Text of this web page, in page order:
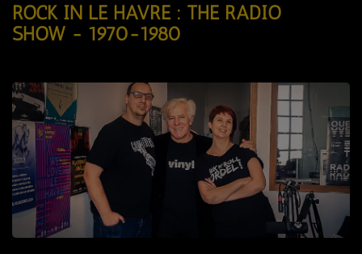
LA MUSIQUE
C'ÉTAIT QUOI CE TITRE ?
LES WEBRADIOS
LES EMISSIONS
LA GRILLE DES PROGRAMMES
TOUTES LES ÉMISSIONS
ROCK IN LE HAVRE : THE RADIO
SHOW - 1970-1980